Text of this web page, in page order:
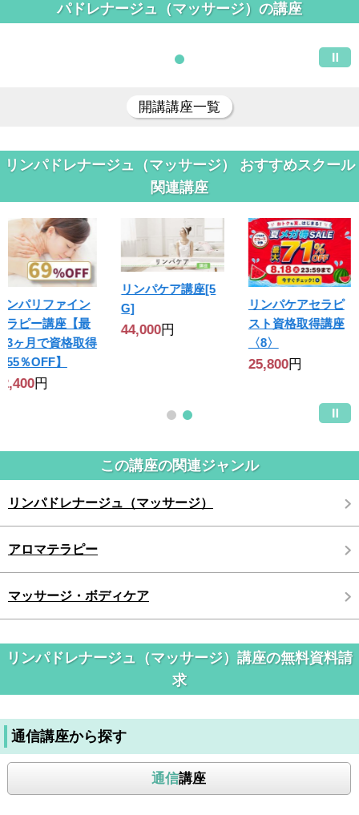
パドレナージュ（マッサージ）の講座
開講講座一覧
リンパドレナージュ（マッサージ） おすすめスクール
関連講座
ンパリファイン
ラピー講座【最
3ヶ月で資格取得
55％OFF】
円
リンパケア講座[5
G]
44,000円
リンパケアセラピ
スト資格取得講座
〈8〉
25,800円
この講座の関連ジャンル
リンパドレナージュ（マッサージ）
アロマテラピー
マッサージ・ボディケア
リンパドレナージュ（マッサージ）講座の無料資料請
求
通信講座から探す
通信講座